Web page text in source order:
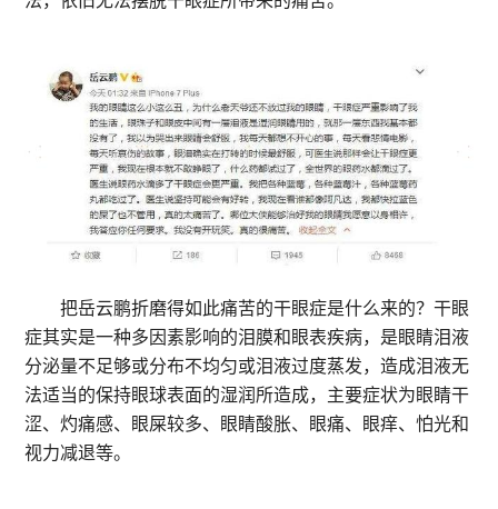
把岳云鹏折磨得如此痛苦的干眼症是什么来的？干眼
症其实是一种多因素影响的泪膜和眼表疾病，是眼睛泪液
分泌量不足够或分布不均匀或泪液过度蒸发，造成泪液无
法适当的保持眼球表面的湿润所造成，主要症状为眼睛干
涩、灼痛感、眼屎较多、眼睛酸胀、眼痛、眼痒、怕光和
视力减退等。